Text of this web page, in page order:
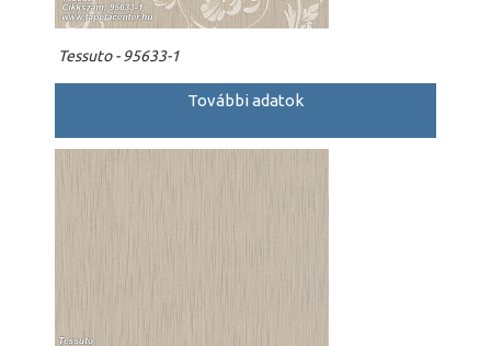
Tessuto - 95633-1
További adatok